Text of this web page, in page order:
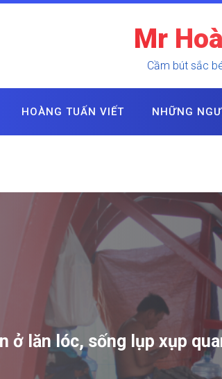
Mr
Cầm bút sắc
HOÀNG TUẤN VIẾT NHỮNG
ở lăn lóc, sống lụp xụp